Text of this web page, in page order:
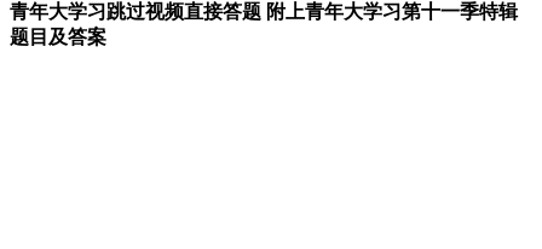
青年大学习跳过视频直接答题 附上青年大学习第十一季特辑
题目及答案